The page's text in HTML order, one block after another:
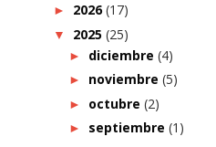
► 2026(17)
▼ 2025 (25)
► diciembre (4)
► noviembre (5)
► octubre (2)
► septiembre (1)